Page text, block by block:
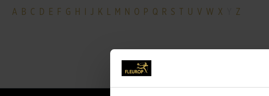
A B C D E F G H J K L M N O P Q R S U V W X Z